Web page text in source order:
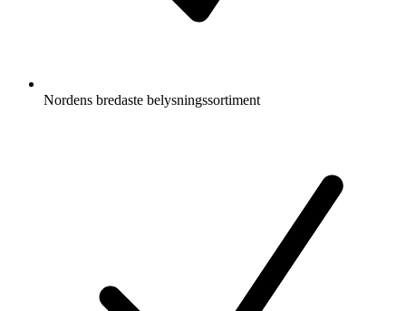
Nordens bredaste belysningssortiment